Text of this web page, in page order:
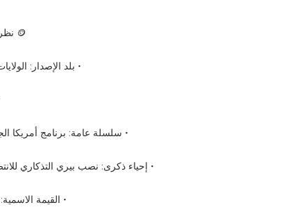
🪙 نظرة عامة على المنتج
• بلد الإصدار:
• سلسلة عامة: برنامج أمريكا
• إحياء ذكرى: نصب بيري التذكاري
• القيمة الاسمية: 25 سنتًا (ربع دولار)